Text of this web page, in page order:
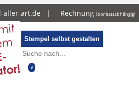
aller-art.de | Rechnung (bonitätsabhängig)
Stempel selbst gestalten
0